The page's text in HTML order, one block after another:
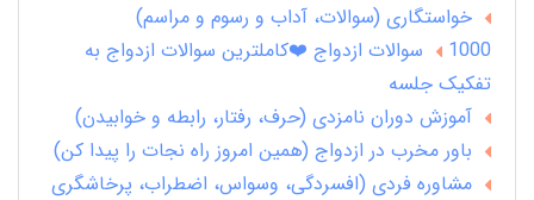
خواستگاری (سوالات، آداب و رسوم و مراسم)
1000 سوالات ازدواج ❤️کاملترین سوالات ازدواج به
تفکیک جلسه
آموزش دوران نامزدی (حرف، رفتار، رابطه و خوابیدن)
باور مخرب در ازدواج (همین امروز راه نجات را پیدا کن)
مشاوره فردی (افسردگی، وسواس، اضطراب، پرخاشگری